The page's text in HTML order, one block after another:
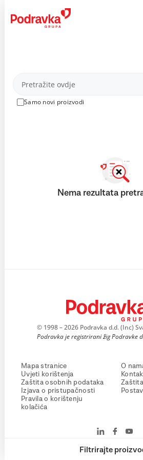
content
Proizvodi
Samo novi proizvodi
Filtrirajte
Nema rezultata
© 1998 – 2026 Podravka d.d. (Inc)
Podravka je registrirani žig Podravke
Mapa stranice
Uvjeti korištenja
Zaštita osobnih podataka
Izjava o pristupačnosti
Pravila o korištenju
kolačića
O